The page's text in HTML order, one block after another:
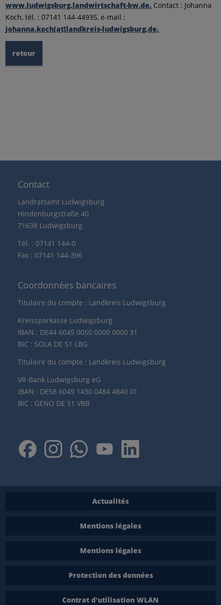
www.ludwigsburg.landwirtschaft-bw.de. Contact : Johanna
Koch, tél. : 07141 144-44935, e-mail :
johanna.koch[at]landkreis-ludwigsburg.de.
retour
Contact
Landratsamt Ludwigsburg
Hindenburgstraße 40
71638 Ludwigsburg
Tél. : 07141 144-0
Fax : 07141 144-396
Coordonnées bancaires
Titulaire du compte : Landkreis Ludwigsburg
Kreissparkasse Ludwigsburg
IBAN : DE44 6045 0050 0000 0000 31
BIC : SOLA DE S1 LBG
Titulaire du compte : Landkreis Ludwigsburg
VR-Bank Ludwigsburg eG
IBAN : DE58 6049 1430 0484 4840 01
BIC : GENO DE S1 VBB
Actualités
Mentions légales
Mentions légales
Protection des données
Contrat d'utilisation WLAN